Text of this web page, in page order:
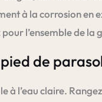
à la corrosion en
pour l’ensemble de la
de
à l’eau claire.